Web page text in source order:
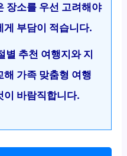
장소를 우선 고려해야
게 부담이 적습니다.
별 추천 여행지와 지
해 가족 맞춤형 여행
이 바람직합니다.